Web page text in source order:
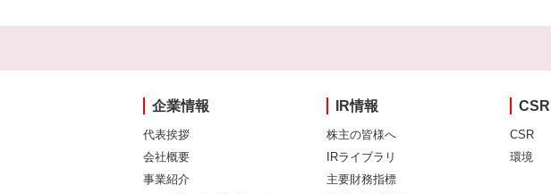
企業情報
代表挨拶
会社概要
事業紹介
IR情報
株主の皆様へ
IRライブラリ
主要財務指標
CSR
環境